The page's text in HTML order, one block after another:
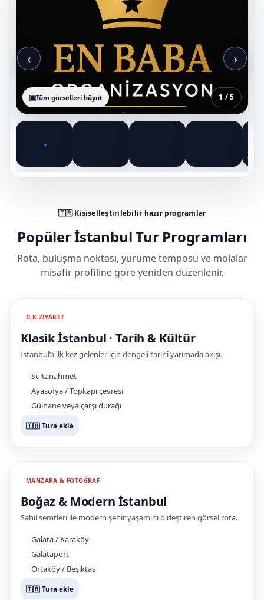
1 / 5
Tüm görselleri büyüt
‹ ›
🇹🇷 Kişiselleştirilebilir hazır programlar
Popüler İstanbul Tur Programları
Rota, buluşma noktası, yürüme temposu ve molalar
misafir profiline göre yeniden düzenlenir.
İLK ZIYARET
Klasik İstanbul · Tarih & Kültür
İstanbul’a ilk kez gelenler için dengeli tarihî yarımada akışı.
Sultanahmet
Ayasofya / Topkapı çevresi
Gülhane veya çarşı durağı
🇹🇷 Tura ekle
MANZARA & FOTOĞRAF
Boğaz & Modern İstanbul
Sahil semtleri ile modern şehir yaşamını birleştiren görsel rota.
Galata / Karaköy
Galataport
Ortaköy / Beşiktaş
🇹🇷 Tura ekle